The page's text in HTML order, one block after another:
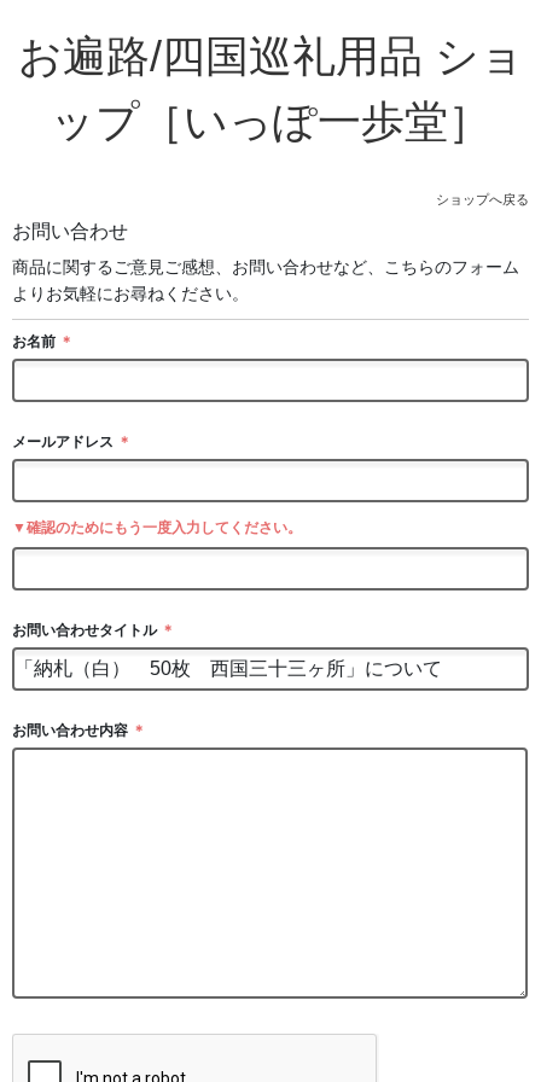
お遍路/四国巡礼用品 ショ
ップ［いっぽ一歩堂］
ショップへ戻る
お問い合わせ
商品に関するご意見ご感想、お問い合わせなど、こちらのフォーム
よりお気軽にお尋ねください。
お名前 ＊
メールアドレス ＊
▼確認のためにもう一度入力してください。
お問い合わせタイトル ＊
お問い合わせ内容 ＊